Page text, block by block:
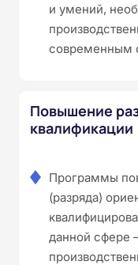
и умений,
современным
Повышение
квалификации
Программы
(разряда)
данной сфере